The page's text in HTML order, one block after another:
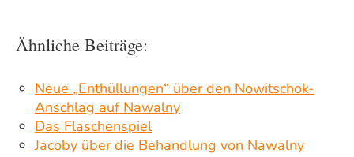
Ähnliche Beiträge:
Neue „Enthüllungen“ über den Nowitschok-
Anschlag auf Nawalny
Das Flaschenspiel
Jacoby über die Behandlung von Nawalny